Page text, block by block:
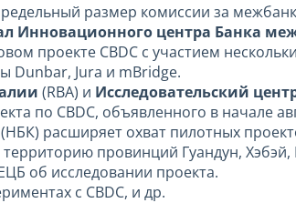
размер комиссии за
Инновационного центра Банка
проекте CBDC с участием
Dunbar, Jura и mBridge.
(RBA) и Исследовательский
по CBDC, объявленного в начале
(НБК) расширяет охват пилотных
провинций Гуандун,
об исследовании проекта.
с CBDC, и др.